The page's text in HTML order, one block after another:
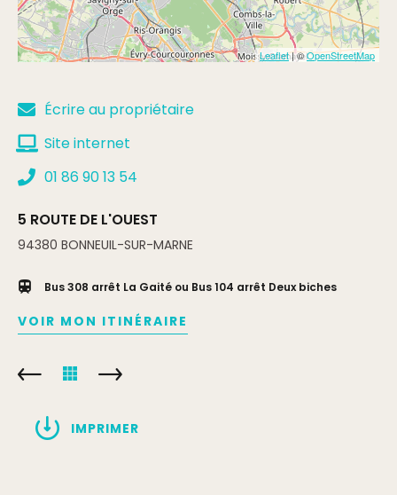
Leaflet| ©OpenStreetMap
Écrire au propriétaire
Site internet
01 86 90 13 54
5 ROUTE DE L'OUEST
94380 BONNEUIL-SUR-MARNE
Bus 308 arrêt La Gaité ou Bus 104 arrêt Deux biches
VOIR MON ITINÉRAIRE
IMPRIMER